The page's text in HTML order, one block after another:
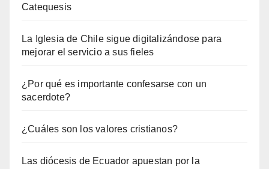
Catequesis
La Iglesia de Chile sigue digitalizándose para
mejorar el servicio a sus fieles
¿Por qué es importante confesarse con un
sacerdote?
¿Cuáles son los valores cristianos?
Las diócesis de Ecuador apuestan por la